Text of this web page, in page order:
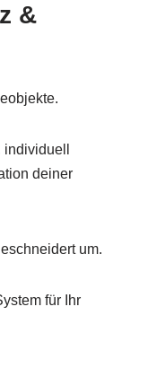
&
deiner
um.
für Ihr